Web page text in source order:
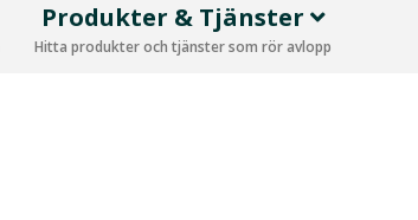
Produkter & Tjänster
Hitta produkter och tjänster som rör avlopp